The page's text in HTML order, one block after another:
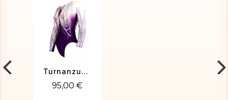
Turnanzug Rubby-03
95,00 €